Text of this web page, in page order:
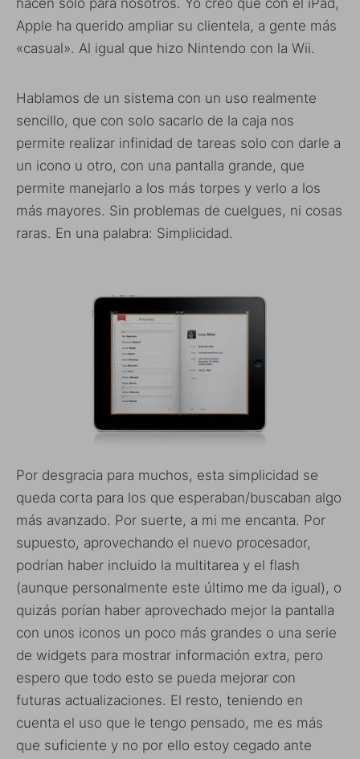
hacen solo para nosotros. Yo creo que con el iPad,
Apple ha querido ampliar su clientela, a gente más
«casual». Al igual que hizo Nintendo con la Wii.
Hablamos de un sistema con un uso realmente
sencillo, que con solo sacarlo de la caja nos
permite realizar infinidad de tareas solo con darle a
un icono u otro, con una pantalla grande, que
permite manejarlo a los más torpes y verlo a los
más mayores. Sin problemas de cuelgues, ni cosas
raras. En una palabra: Simplicidad.
Por desgracia para muchos, esta simplicidad se
queda corta para los que esperaban/buscaban algo
más avanzado. Por suerte, a mi me encanta. Por
supuesto, aprovechando el nuevo procesador,
podrían haber incluido la multitarea y el flash
(aunque personalmente este último me da igual), o
quizás porían haber aprovechado mejor la pantalla
con unos iconos un poco más grandes o una serie
de widgets para mostrar información extra, pero
espero que todo esto se pueda mejorar con
futuras actualizaciones. El resto, teniendo en
cuenta el uso que le tengo pensado, me es más
que suficiente y no por ello estoy cegado ante